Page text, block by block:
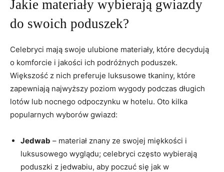
Jakie‌ materiały wybierają⁤ gwiazdy
do swoich ⁢poduszek?
Celebryci mają swoje ulubione‍ materiały,​ które ‍decydują
o komforcie i jakości ich ‌podróżnych poduszek.
‍Większość z nich preferuje⁢ luksusowe tkaniny, ⁢które
zapewniają najwyższy ⁣poziom wygody podczas długich
lotów lub nocnego odpoczynku w hotelu. Oto kilka
popularnych wyborów⁢ gwiazd:
Jedwab – materiał znany ‍ze swojej miękkości i
luksusowego wyglądu; celebryci często wybierają
poduszki z jedwabiu, aby⁤ poczuć się⁣ jak ⁢w